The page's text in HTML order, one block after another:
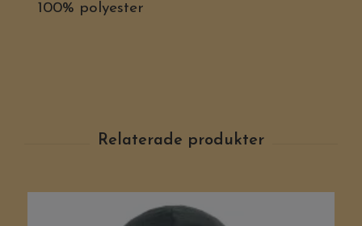
100% polyester